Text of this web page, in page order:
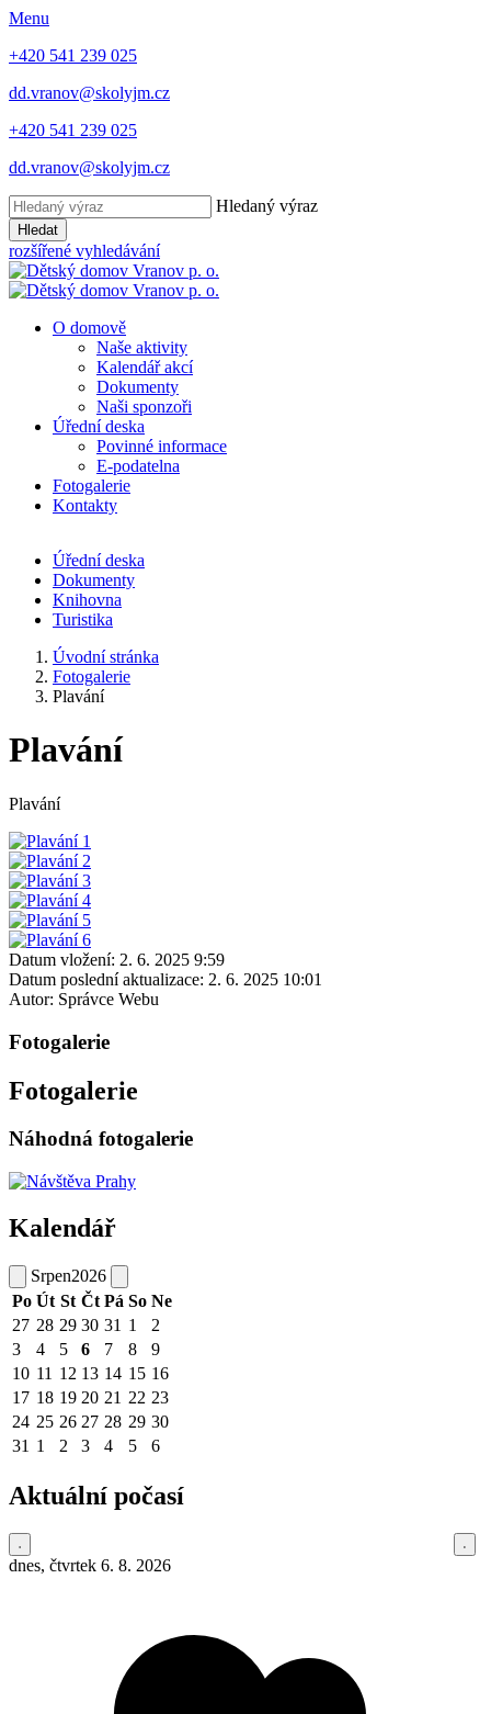
Menu
+420 541 239 025
dd.vranov@skolyjm.cz
+420 541 239 025
dd.vranov@skolyjm.cz
Hledaný výraz
Hledat
rozšířené vyhledávání
O domově
Naše aktivity
Kalendář akcí
Dokumenty
Naši sponzoři
Úřední deska
Povinné informace
E-podatelna
Fotogalerie
Kontakty
Úřední deska
Dokumenty
Knihovna
Turistika
Úvodní stránka
Fotogalerie
Plavání
Plavání
Plavání
Datum vložení: 2. 6. 2025 9:59
Datum poslední aktualizace: 2. 6. 2025 10:01
Autor: Správce Webu
Fotogalerie
Fotogalerie
Náhodná fotogalerie
Kalendář
Srpen2026
Po Út St Čt Pá So Ne
27 28 29 30 31 1
2
3
4 5 6 7 8
9
10 11 12 13 14 15 16
17 18 19 20 21 22 23
24 25 26 27 28 29 30
31 1 2 3 4 5 6
Aktuální počasí
dnes, čtvrtek 6. 8. 2026